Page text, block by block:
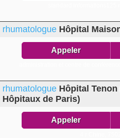
rhumatologue Hôpital
Appeler
rhumatologue Hôpital
Hôpitaux de Paris)
Appeler